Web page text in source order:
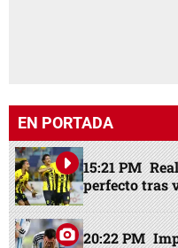
EN PORTADA
15:21 PM
perfecto tras
20:22 PM